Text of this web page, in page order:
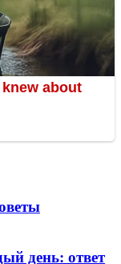
день: ответ